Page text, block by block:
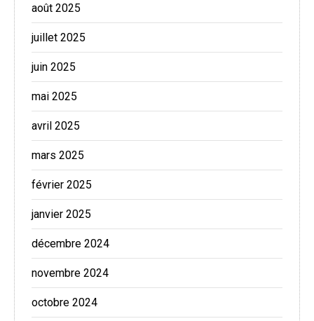
août 2025
juillet 2025
juin 2025
mai 2025
avril 2025
mars 2025
février 2025
janvier 2025
décembre 2024
novembre 2024
octobre 2024